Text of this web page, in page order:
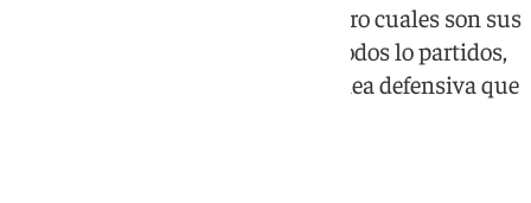
Luis de La Fuente parece tener claro cuales son sus
jugadores para salir de inicio en todos lo partidos,
manteniendo siempre la férrea línea defensiva que